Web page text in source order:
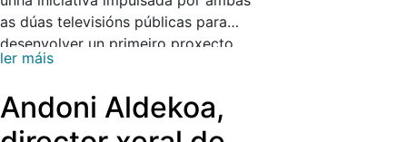
as dúas televisións públicas para
desenvolver un primeiro proxecto
conxunto de ficción e abrir novas
personaxes e produtoras dos dous
territorios.
ler máis
Andoni Aldekoa,